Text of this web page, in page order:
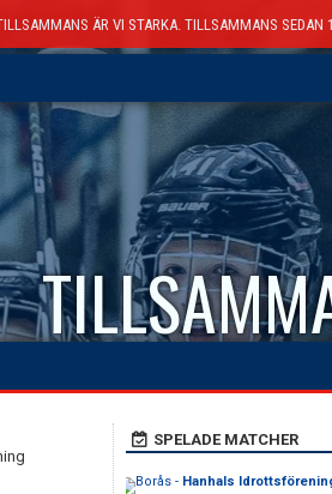
ÄR VI STARKA. TILLSAMMANS SEDAN
SPELADE MATCHER
Borås - Hanhals